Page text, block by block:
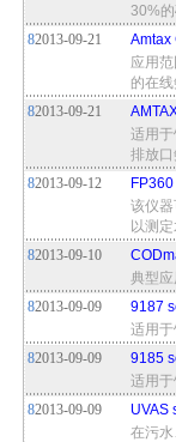
30%
82013-09-21
Amtax
应用
的在
82013-09-21
适用
排放
82013-09-12
该仪
以测
82013-09-10
典型
82013-09-09
9187
适用
82013-09-09
9185
适用
82013-09-09
UVAS
在污